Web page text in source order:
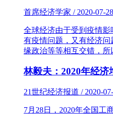
首席经济学家 / 2020-07-
全球经济由于受到疫情
有疫情问题，又有经济问
缘政治等等相互交错，所
林毅夫：2020年经
21世纪经济报道 / 2020-
7月28日，2020年全国工